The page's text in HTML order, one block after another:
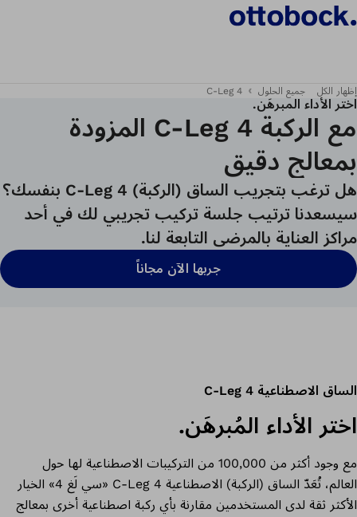
إظهار الكل جميع الحلول C-Leg 4
اختر الأداء المبرهَن.
مع الركبة C-Leg 4 المزودة
بمعالج دقيق
هل ترغب بتجريب الساق (الركبة) C-Leg 4 بنفسك؟
سيسعدنا ترتيب جلسة تركيب تجريبي لك في أحد
مراكز العناية بالمرضى التابعة لنا.
جربها الآن مجاناً
الساق الاصطناعية C-Leg 4
اختر الأداء المُبرهَن.
مع وجود أكثر من 100,000 من التركيبات الاصطناعية لها حول
العالم، تُعَدّ الساق (الركبة) الاصطناعية C-Leg 4 «سي لَغ 4» الخيار
الأكثر ثقة لدى المستخدمين مقارنة بأي ركبة اصطناعية أخرى بمعالج